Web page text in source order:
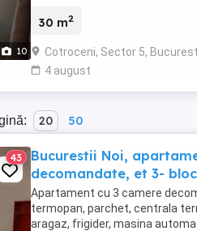
10
30 m2
Cotroceni, Sector 5,
4 august
20 50
43
Bucurestii Noi,
decomandate, et 3-
Apartament cu 3 camere
termopan, parchet, centrala
aragaz, frigider, masina